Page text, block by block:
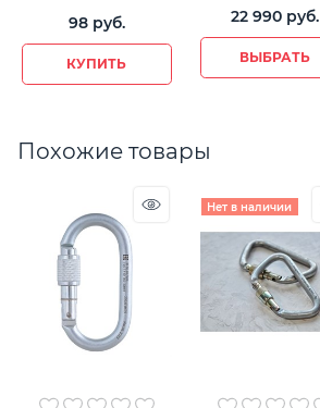
98 руб.
КУПИТЬ
22 990 руб.
ВЫБРАТЬ
Похожие товары
Нет в наличии